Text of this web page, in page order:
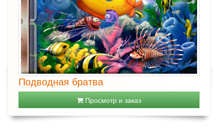
Подводная братва
Просмотр и заказ